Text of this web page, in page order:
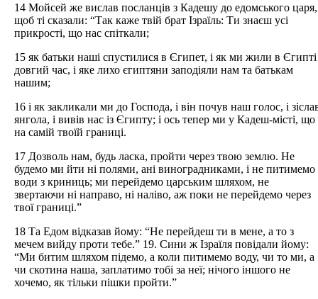
14 Мойсей же вислав посланців з Кадешу до едомського царя,
щоб ті сказали: “Так каже твій брат Ізраїль: Ти знаєш усі
прикрості, що нас спіткали;
15 як батьки наші спустилися в Єгипет, і як ми жили в Єгипті
довгий час, і яке лихо єгиптяни заподіяли нам та батькам
нашим;
16 і як закликали ми до Господа, і він почув наш голос, і
янгола, і вивів нас із Єгипту; і ось тепер ми у Кадеш-місті, що
на самій твоїй границі.
17 Дозволь нам, будь ласка, пройти через твою землю. Не
будемо ми йти ні полями, ані виноградниками, і не питимемо
води з криниць; ми перейдемо царським шляхом, не
звертаючи ні направо, ні наліво, аж поки не перейдемо через
твої границі.”
18 Та Едом відказав йому: “Не перейдеш ти в мене, а то з
мечем вийду проти тебе.” 19. Сини ж Ізраїля повідали йому:
“Ми битим шляхом підемо, а коли питимемо воду, чи то ми, а
чи скотина наша, заплатимо тобі за неї; нічого іншого не
хочемо, як тільки пішки пройти.”